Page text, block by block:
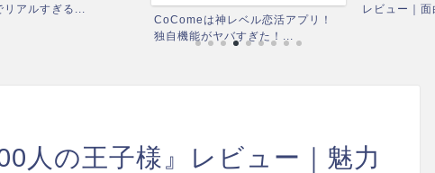
リアルすぎる...
CoComeは神レベル恋活アプリ！
独自機能がヤバすぎた！...
レビュー｜
人の王子様』レビュー｜魅力